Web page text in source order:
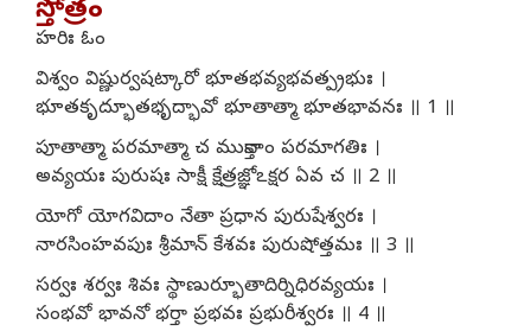
స్తోత్రం
హరిః ఓం
విశ్వం విష్ణుర్వషట్కారో భూతభవ్యభవత్ప్రభుః ।
భూతకృద్భూతభృద్భావో భూతాత్మా భూతభావనః ॥ 1 ॥
పూతాత్మా పరమాత్మా చ ముక్తానాం పరమాగతిః ।
అవ్యయః పురుషః సాక్షీ క్షేత్రజ్ఞోఽక్షర ఏవ చ ॥ 2 ॥
యోగో యోగవిదాం నేతా ప్రధాన పురుషేశ్వరః ।
నారసింహవపుః శ్రీమాన్ కేశవః పురుషోత్తమః ॥ 3 ॥
సర్వః శర్వః శివః స్థాణుర్భూతాదిర్నిధిరవ్యయః ।
సంభవో భావనో భర్తా ప్రభవః ప్రభురీశ్వరః ॥ 4 ॥